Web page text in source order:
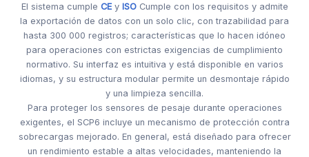
El sistema cumple CEy ISOCumple con los requisitos y admite
la exportación de datos con un solo clic, con trazabilidad para
hasta 300 000 registros; características que lo hacen idóneo
para operaciones con estrictas exigencias de cumplimiento
normativo. Su interfaz es intuitiva y está disponible en varios
idiomas, y su estructura modular permite un desmontaje rápido
y una limpieza sencilla.
Para proteger los sensores de pesaje durante operaciones
exigentes, el SCP6 incluye un mecanismo de protección contra
sobrecargas mejorado. En general, está diseñado para ofrecer
un rendimiento estable a altas velocidades, manteniendo la